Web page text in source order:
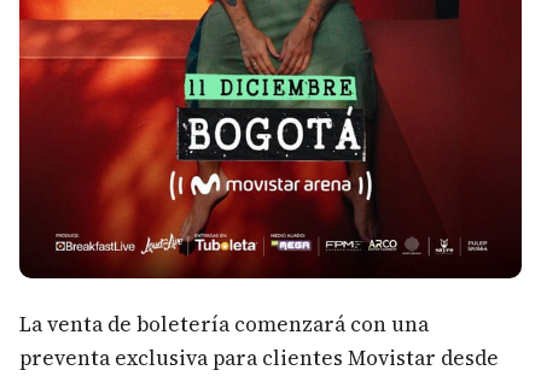
La venta de boletería comenzará con una
preventa exclusiva para clientes Movistar desde